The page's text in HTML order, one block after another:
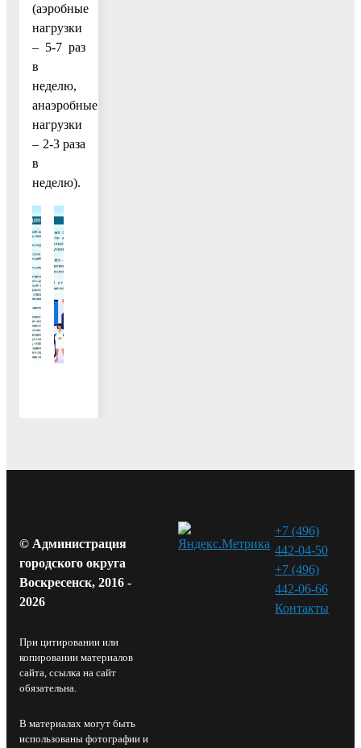
(аэробные
нагрузки
– 5-7 раз
в
неделю,
анаэробные
нагрузки
– 2-3 раза
в
неделю).
© Администрация
городского округа
Воскресенск, 2016 -
2026
При цитировании или
копировании материалов
сайта, ссылка на сайт
обязательна.
В материалах могут быть
использованы фотографии и
+7 (496)
442-04-50
+7 (496)
442-06-66
Контакты⁠